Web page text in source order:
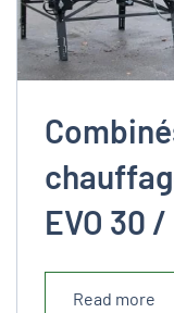
EVO 30 /
Read more